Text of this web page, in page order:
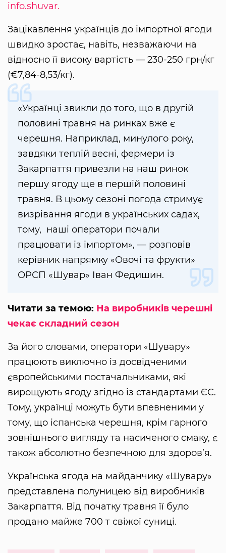
info.shuvar.
Зацікавлення українців до імпортної ягоди
швидко зростає, навіть, незважаючи на
відносно її високу вартість — 230-250 грн/кг
(€7,84-8,53/кг).
«Українці звикли до того, що в другій
половині травня на ринках вже є
черешня. Наприклад, минулого року,
завдяки теплій весні, фермери із
Закарпаття привезли на наш ринок
першу ягоду ще в першій половині
травня. В цьому сезоні погода стримує
визрівання ягоди в українських садах,
тому, наші оператори почали
працювати із імпортом», — розповів
керівник напрямку «Овочі та фрукти»
ОРСП «Шувар» Іван Федишин.
Читати за темою: На виробників черешні
чекає складний сезон
За його словами, оператори «Шувару»
працюють виключно із досвідченими
європейськими постачальниками, які
вирощують ягоду згідно із стандартами ЄС.
Тому, українці можуть бути впевненими у
тому, що іспанська черешня, крім гарного
зовнішнього вигляду та насиченого смаку, є
також абсолютно безпечною для здоров’я.
Українська ягода на майданчику «Шувару»
представлена полуницею від виробників
Закарпаття. Від початку травня її було
продано майже 700 т свіжої суниці.